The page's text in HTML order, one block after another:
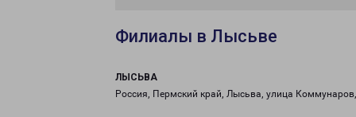
Филиалы в Лысьве
ЛЫСЬВА
Россия, Пермский край, Лысьва, улица